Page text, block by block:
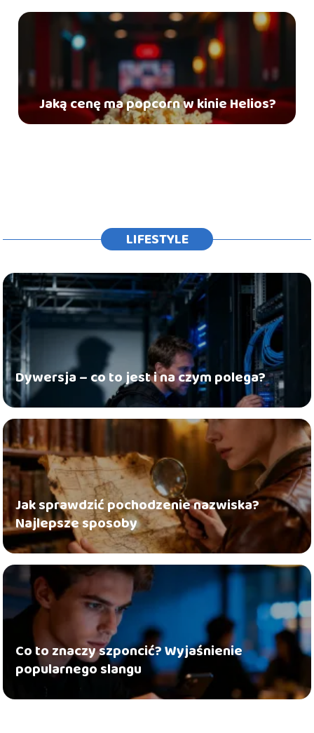
Jaką cenę ma popcorn w kinie Helios?
LIFESTYLE
Dywersja – co to jest i na czym polega?
Jak sprawdzić pochodzenie nazwiska?
Najlepsze sposoby
Co to znaczy szponcić? Wyjaśnienie
popularnego slangu